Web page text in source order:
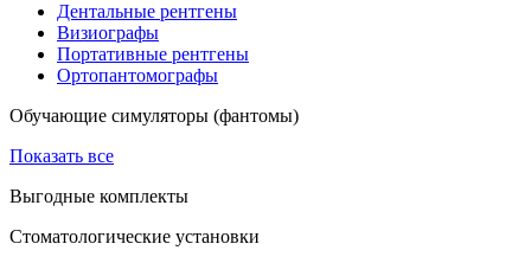
Дентальные рентгены
Визиографы
Портативные рентгены
Ортопантомографы
Обучающие симуляторы (фантомы)
Показать все
Выгодные комплекты
Стоматологические установки